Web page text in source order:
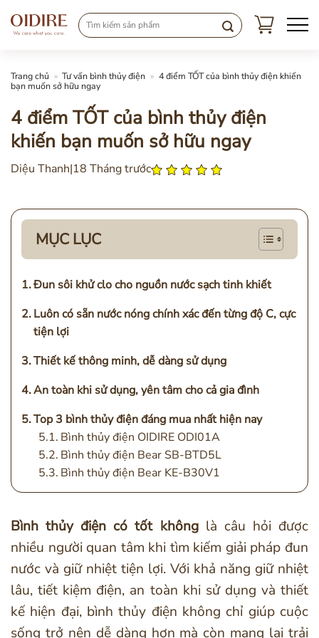
đến
Trang chủ » Tư vấn bình thủy điện » 4 điểm TỐT của bình thủy điện khiến
bạn muốn sở hữu ngay
4 điểm TỐT của bình thủy điện
khiến bạn muốn sở hữu ngay
Diệu Thanh|18 Tháng trước
MỤC LỤC
Đun sôi khử clo cho nguồn nước sạch tinh khiết
Luôn có sẵn nước nóng chính xác đến từng độ C, cực
tiện lợi
Thiết kế thông minh, dễ dàng sử dụng
An toàn khi sử dụng, yên tâm cho cả gia đình
Top 3 bình thủy điện đáng mua nhất hiện nay
Bình thủy điện OIDIRE ODI01A
Bình thủy điện Bear SB-BTD5L
Bình thủy điện Bear KE-B30V1
Bình thủy điện có tốt khônglà câu hỏi được
nhiều người quan tâm khi tìm kiếm giải pháp đun
nước và giữ nhiệt tiện lợi. Với khả năng giữ nhiệt
lâu, tiết kiệm điện, an toàn khi sử dụng và thiết
kế hiện đại, bình thủy điện không chỉ giúp cuộc
sống trở nên dễ dàng hơn mà còn mang lại trải